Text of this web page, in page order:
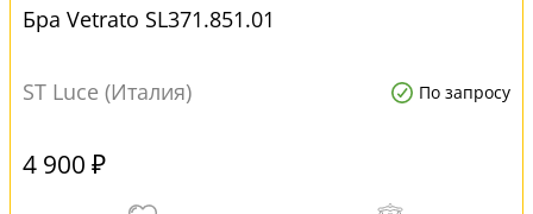
Бра Vetrato SL371.851.01
ST Luce (Италия) По запросу
4 900 ₽